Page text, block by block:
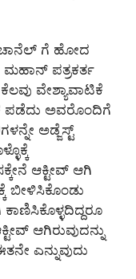
ಚಾನೆಲ್ ಗೆ ಹೋದ
ಪತ್ರಕರ್ತ
ವೇಶ್ಯಾವಾಟಿಕೆ
ಪಡೆದು ಅವರೊಂದಿಗೆ
ಅಡ್ಜೆಸ್ಟ್
ಆಕ್ಟೀವ್ ಆಗಿ
ಬೀಳಿಸಿಕೊಂಡು
ಕಾಣಿಸಿಕೊಳ್ಳದಿದ್ದರೂ
ಆಗಿರುವುದನ್ನು
ಎನ್ನುವುದು